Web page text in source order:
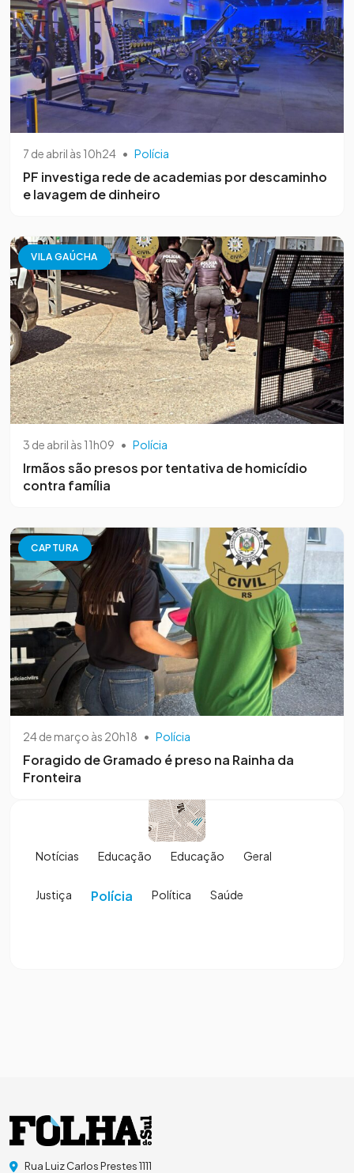
7 de abril às 10h24 • Polícia
PF investiga rede de academias por descaminho
e lavagem de dinheiro
VILA GAÚCHA
3 de abril às 11h09 • Polícia
Irmãos são presos por tentativa de homicídio
contra família
CAPTURA
24 de março às 20h18 • Polícia
Foragido de Gramado é preso na Rainha da
Fronteira
Notícias Educação Educação Geral
Justiça Polícia Política Saúde
Rua Luiz Carlos Prestes 1111